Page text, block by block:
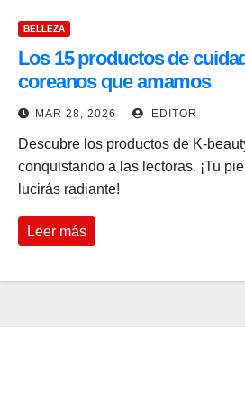
BELLEZA
Los 15 productos de
coreanos que amamos
MAR 28, 2026 EDITOR
Descubre los productos de K-
conquistando a las lectoras. ¡Tu
lucirás radiante!
Leer más